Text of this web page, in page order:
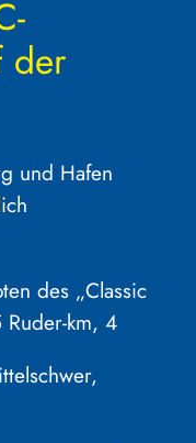
der
und Hafen
des „Classic
km, 4